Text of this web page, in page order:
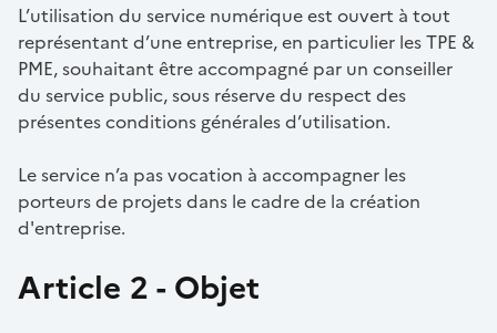
L’utilisation du service numérique est ouvert à tout
représentant d’une entreprise, en particulier les TPE &
PME, souhaitant être accompagné par un conseiller
du service public, sous réserve du respect des
présentes conditions générales d’utilisation.
Le service n’a pas vocation à accompagner les
porteurs de projets dans le cadre de la création
d'entreprise.
Article 2 - Objet